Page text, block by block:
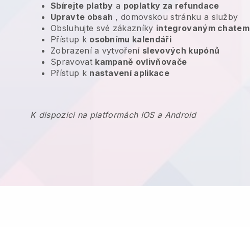
Sbírejte platby a poplatky za refundace
Upravte obsah , domovskou stránku a služby
Obsluhujte své zákazníky integrovaným chatem
Přístup k osobnímu kalendáři
Zobrazení a vytvoření slevových kupónů
Spravovat kampaně ovlivňovače
Přístup k nastavení aplikace
K dispozici na platformách IOS a Android